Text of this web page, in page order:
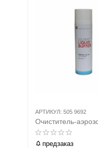
АРТИКУЛ: 505 9692
Очиститель-
предзаказ